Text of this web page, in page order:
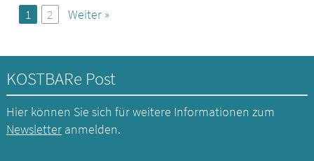
1
2 Weiter »
KOSTBARe Post
Hier können Sie sich für weitere Informationen zum
Newsletteranmelden.